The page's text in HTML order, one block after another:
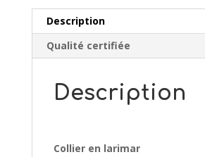
Description
Qualité certifiée
Description
Collier en larimar